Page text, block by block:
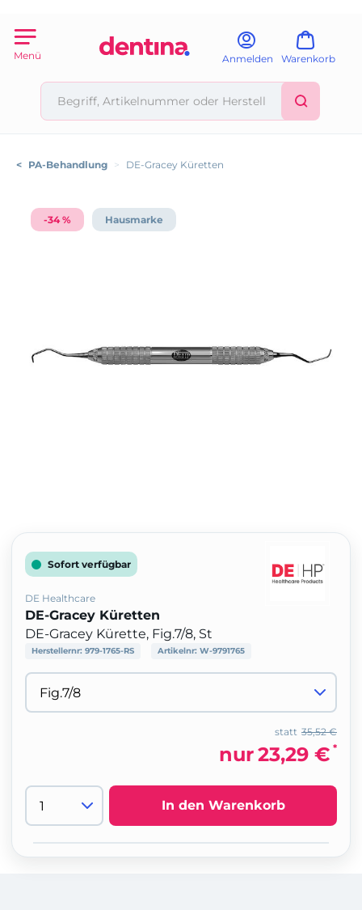
Menü Anmelden Warenkorb
< PA-Behandlung > DE-Gracey Küretten
-34 % Hausmarke
Sofort verfügbar
DE Healthcare
DE-Gracey Küretten
DE-Gracey Kürette, Fig.7/8, St
Herstellernr: 979-1765-RS Artikelnr: W-9791765
35,52 €
statt
nur23,29 € *
In den Warenkorb